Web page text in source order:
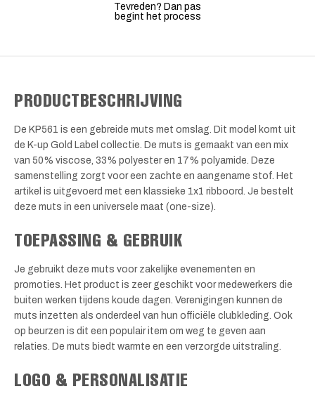
Tevreden? Dan pas
begint het process
PRODUCTBESCHRIJVING
De KP561 is een gebreide muts met omslag. Dit model komt uit
de K-up Gold Label collectie. De muts is gemaakt van een mix
van 50% viscose, 33% polyester en 17% polyamide. Deze
samenstelling zorgt voor een zachte en aangename stof. Het
artikel is uitgevoerd met een klassieke 1x1 ribboord. Je bestelt
deze muts in een universele maat (one-size).
TOEPASSING & GEBRUIK
Je gebruikt deze muts voor zakelijke evenementen en
promoties. Het product is zeer geschikt voor medewerkers die
buiten werken tijdens koude dagen. Verenigingen kunnen de
muts inzetten als onderdeel van hun officiële clubkleding. Ook
op beurzen is dit een populair item om weg te geven aan
relaties. De muts biedt warmte en een verzorgde uitstraling.
LOGO & PERSONALISATIE